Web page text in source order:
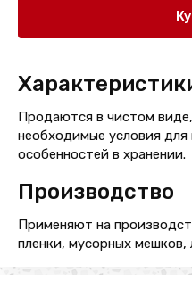
Продаются в чистом виде,
необходимые условия
особенностей в хранении.
Производство
Применяют на
пленки, мусорных мешков,